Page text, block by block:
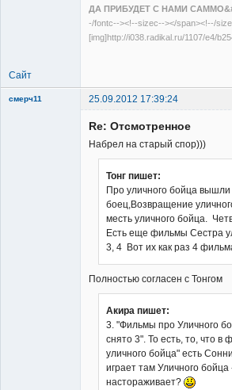
ДА ПРИБУДЕТ С НАМИ
-/fontc--><!--sizec--></span><!--/
[img]http://i038.radikal.ru/1107/e4/
Сайт
смерч11
25.09.2012 17:39:24
Re: Отсмотренное
Набрел на старый спор)))
Тонг пишет:
Про уличного бойца
боец,Возвращение
месть уличного бойца.
Есть еще фильмы Сестра
3, 4 Вот их как раз 4
Полностью согласен с Тонгом
Акира пишет:
3. "Фильмы про Уличного
снято 3". То есть, то, что в
уличного бойца" есть
играет там Уличного бойца
настораживает?